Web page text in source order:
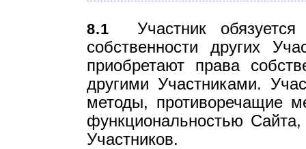
8.1 Участник обязуется
собственности других
приобретают права
другими Участниками.
методы, противоречащие
функциональностью
Участников.